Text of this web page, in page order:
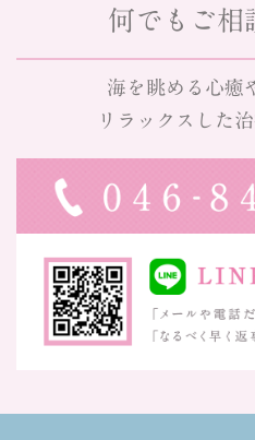
何でもご相
海を眺める心癒
リラックスした